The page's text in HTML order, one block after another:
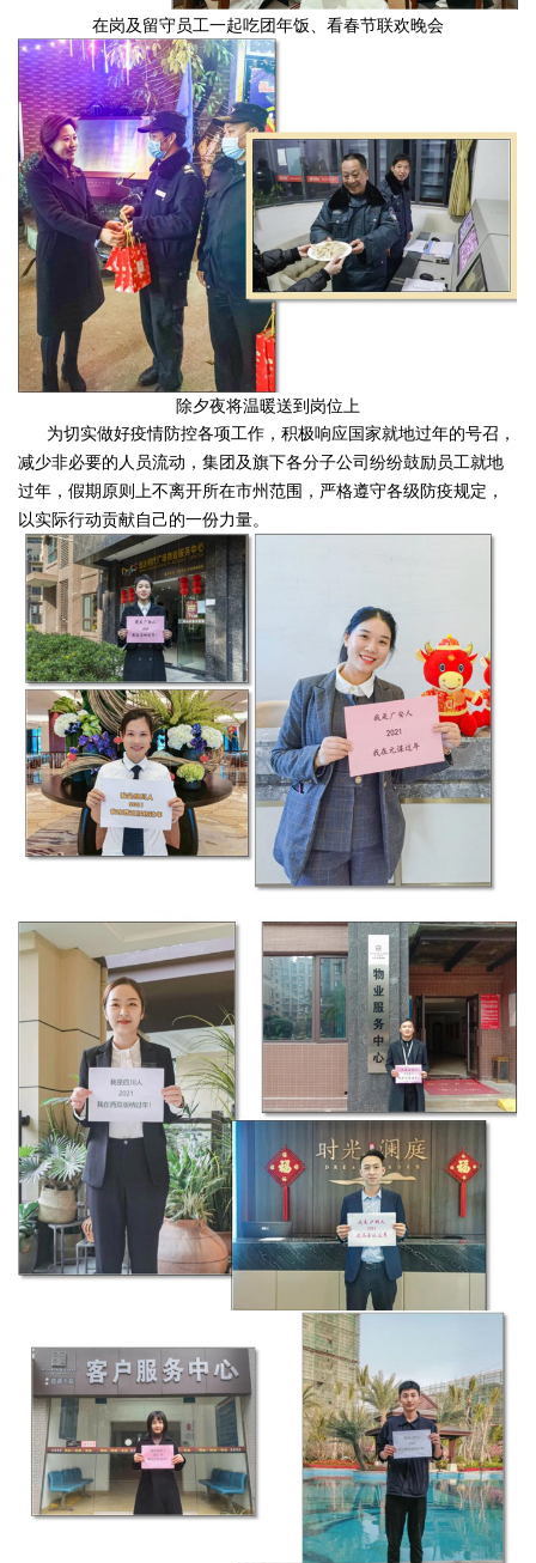
在岗及留守员工一起吃团年饭、看春节联欢晚会
除夕夜将温暖送到岗位上
为切实做好疫情防控各项工作，积极响应国家就地过年的号召，
减少非必要的人员流动，集团及旗下各分子公司纷纷鼓励员工就地
过年，假期原则上不离开所在市州范围，严格遵守各级防疫规定，
以实际行动贡献自己的一份力量。